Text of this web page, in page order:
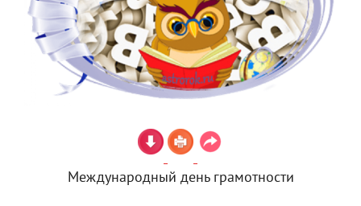
Международный день грамотности